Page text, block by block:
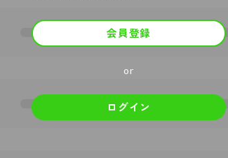
会員登録
or
ログイン